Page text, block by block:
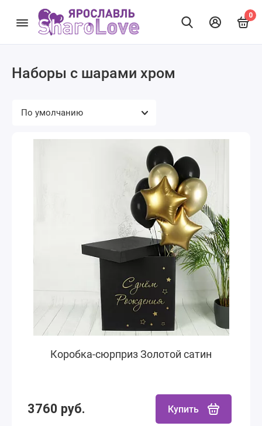
0
Наборы с шарами хром
Коробка-сюрприз Золотой сатин
3760 руб. Купить